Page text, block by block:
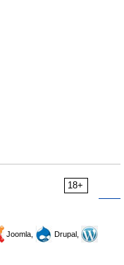
18+
Joomla,
Drupal,